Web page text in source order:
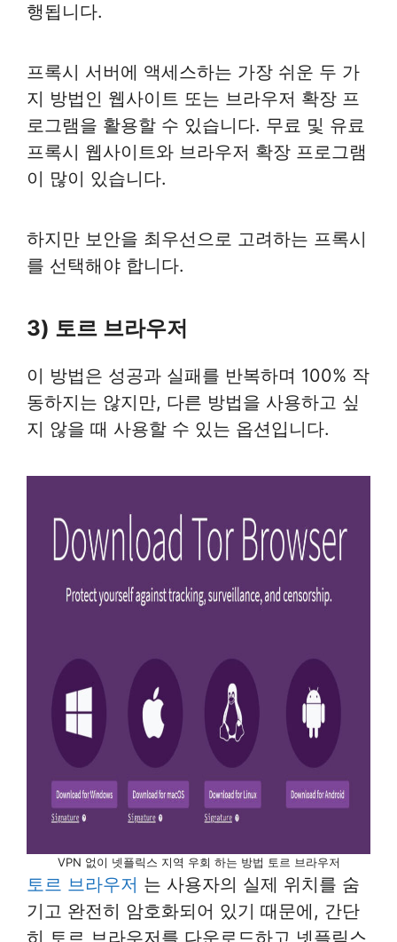
행됩니다.
프록시 서버에 액세스하는 가장 쉬운 두 가
지 방법인 웹사이트 또는 브라우저 확장 프
로그램을 활용할 수 있습니다. 무료 및 유료
프록시 웹사이트와 브라우저 확장 프로그램
이 많이 있습니다.
하지만 보안을 최우선으로 고려하는 프록시
를 선택해야 합니다.
3) 토르 브라우저
이 방법은 성공과 실패를 반복하며 100% 작
동하지는 않지만, 다른 방법을 사용하고 싶
지 않을 때 사용할 수 있는 옵션입니다.
VPN 없이 넷플릭스 지역 우회 하는 방법 토르 브라우저
토르 브라우저 는 사용자의 실제 위치를 숨
기고 완전히 암호화되어 있기 때문에, 간단
히 토르 브라우저를 다운로드하고 넷플릭스